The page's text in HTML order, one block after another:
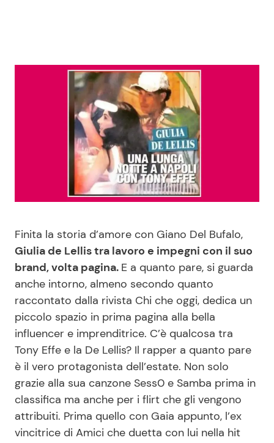
News Cinema
News Musica
News Spettacolo
Social News
News dal mondo
Benessere
Casa
Moda e Style
Mondo Mamma
News benessere
Salute
Viaggi e Turismo
Cucina e Ricette
Consigli di Cucina
Dolci
Le Ricette in TV
Primi Piatti
Ricette Facili e Veloci
Ricette Feste
Finita la storia d’amore con Giano Del Bufalo,
Giulia de Lellis tra lavoro e impegni con il suo
brand, volta pagina. E a quanto pare, si guarda
anche intorno, almeno secondo quanto
raccontato dalla rivista Chi che oggi, dedica un
piccolo spazio in prima pagina alla bella
influencer e imprenditrice. C’è qualcosa tra
Tony Effe e la De Lellis? Il rapper a quanto pare
è il vero protagonista dell’estate. Non solo
grazie alla sua canzone Sess0 e Samba prima in
classifica ma anche per i flirt che gli vengono
attribuiti. Prima quello con Gaia appunto, l’ex
vincitrice di Amici che duetta con lui nella hit